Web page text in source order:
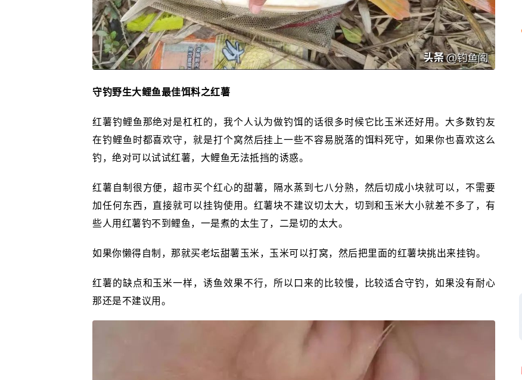
守钓野生大鲤鱼最佳饵料之红薯
红薯钓鲤鱼那绝对是杠杠的，我个人认为做钓饵的话很多时候它比玉米还好用。大多数钓友
在钓鲤鱼时都喜欢守，就是打个窝然后挂上一些不容易脱落的饵料死守，如果你也喜欢这么
钓，绝对可以试试红薯，大鲤鱼无法抵挡的诱惑。
红薯自制很方便，超市买个红心的甜薯，隔水蒸到七八分熟，然后切成小块就可以，不需要
加任何东西，直接就可以挂钩使用。红薯块不建议切太大，切到和玉米大小就差不多了，有
些人用红薯钓不到鲤鱼，一是煮的太生了，二是切的太大。
如果你懒得自制，那就买老坛甜薯玉米，玉米可以打窝，然后把里面的红薯块挑出来挂钩。
红薯的缺点和玉米一样，诱鱼效果不行，所以口来的比较慢，比较适合守钓，如果没有耐心
那还是不建议用。